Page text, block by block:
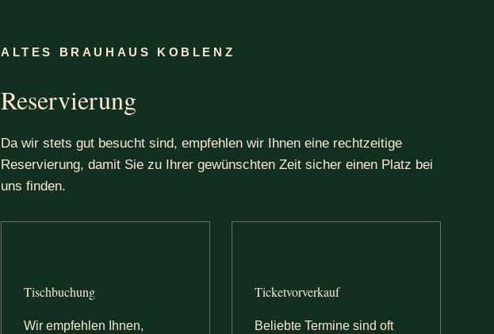
ALTES BRAUHAUS KOBLENZ
Reservierung
Da wir stets gut besucht sind, empfehlen wir Ihnen eine rechtzeitige
Reservierung, damit Sie zu Ihrer gewünschten Zeit sicher einen Platz bei
uns finden.
Tischbuchung
Wir empfehlen Ihnen,
Ticketvorverkauf
Beliebte Termine sind oft